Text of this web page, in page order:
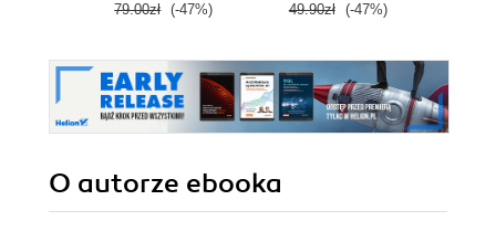
79.00zł (-47%) 49.90zł (-47%)
O autorze ebooka